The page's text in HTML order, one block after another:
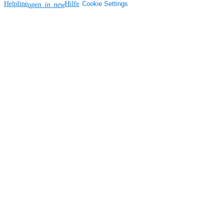
Helplineopen_in_newHilfe Cookie Settings